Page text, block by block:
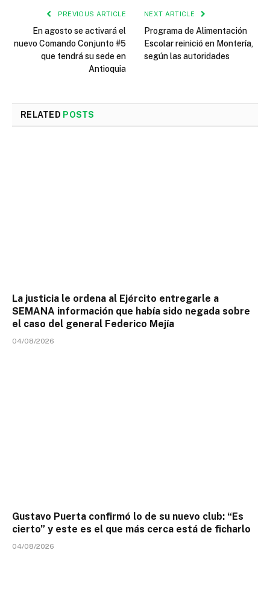
PREVIOUS ARTICLE
En agosto se activará el
nuevo Comando Conjunto #5
que tendrá su sede en
Antioquia
NEXT ARTICLE
Programa de Alimentación
Escolar reinició en Montería,
según las autoridades
RELATED POSTS
La justicia le ordena al Ejército entregarle a
SEMANA información que había sido negada sobre
el caso del general Federico Mejía
04/08/2026
Gustavo Puerta confirmó lo de su nuevo club: “Es
cierto” y este es el que más cerca está de ficharlo
04/08/2026